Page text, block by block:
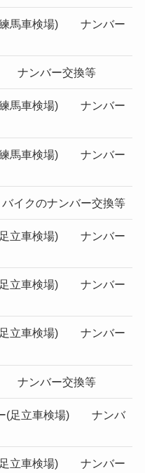
練馬車検場) ナンバー
ナンバー交換等
練馬車検場) ナンバー
練馬車検場) ナンバー
イクのナンバー交換等
足立車検場) ナンバー
足立車検場) ナンバー
足立車検場) ナンバー
ナンバー交換等
(足立車検場) ナンバ
足立車検場) ナンバー